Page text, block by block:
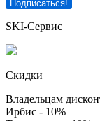
SKI-Сервис
Скидки
Владельцам
Ирбис - 10%